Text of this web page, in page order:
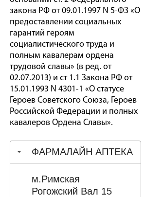
закона РФ от 09.01.1997 N 5-ФЗ «О
предоставлении социальных
гарантий героям
социалистического труда и
полным кавалерам ордена
трудовой славы» (в ред. от
02.07.2013) и ст 1.1 Закона РФ от
15.01.1993 N 4301-1 «О статусе
Героев Советского Союза, Героев
Российской Федерации и полных
кавалеров Ордена Славы».
ФАРМАЛАЙН АПТЕКА
м.Римская
Рогожский Вал 15